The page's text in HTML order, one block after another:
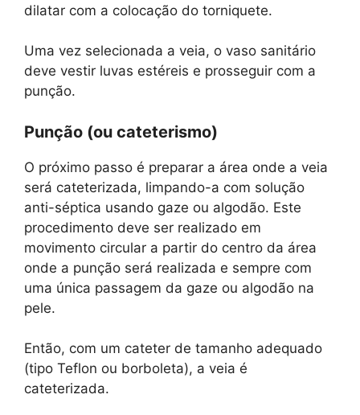
dilatar com a colocação do torniquete.
Uma vez selecionada a veia, o vaso sanitário
deve vestir luvas estéreis e prosseguir com a
punção.
Punção (ou cateterismo)
O próximo passo é preparar a área onde a veia
será cateterizada, limpando-a com solução
anti-séptica usando gaze ou algodão. Este
procedimento deve ser realizado em
movimento circular a partir do centro da área
onde a punção será realizada e sempre com
uma única passagem da gaze ou algodão na
pele.
Então, com um cateter de tamanho adequado
(tipo Teflon ou borboleta), a veia é
cateterizada.